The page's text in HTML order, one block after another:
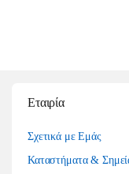
Εταιρία
Σχετικά με Εμάς
Καταστήματα &